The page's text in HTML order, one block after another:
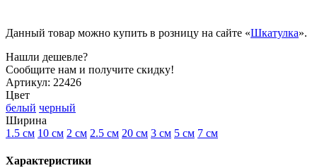
Данный товар можно купить в розницу на сайте «Шкатулка».
Нашли дешевле?
Сообщите нам и получите скидку!
Артикул: 22426
Цвет
белый черный
Ширина
1.5 см 10 см 2 см 2.5 см 20 см 3 см 5 см 7 см
Характеристики